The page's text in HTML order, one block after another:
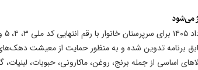
برنامه تدوین شده و به منظور حمایت از معیشت
اساسی از جمله برنج، روغن، ماکارونی، حبوبات،